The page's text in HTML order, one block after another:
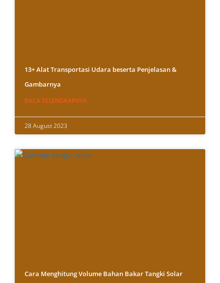
13+ Alat Transportasi Udara beserta Penjelasan &
Gambarnya
BACA SELENGKAPNYA
28 August 2023
Cara Menghitung Volume Bahan Bakar Tangki Solar